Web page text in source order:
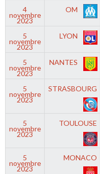
4
novembre
2023
OM
5
novembre
2023
LYON
5
novembre
2023
NANTES
5
novembre
2023
STRASBOURG
5
novembre
2023
TOULOUSE
5
novembre
2023
MONACO